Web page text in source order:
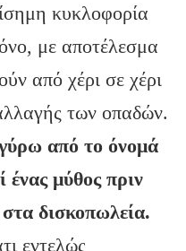
κυκλοφορία
με αποτέλεσμα
από χέρι σε χέρι
των οπαδών.
από το όνομά
ένας μύθος πριν
δισκοπωλεία.
εντελώς